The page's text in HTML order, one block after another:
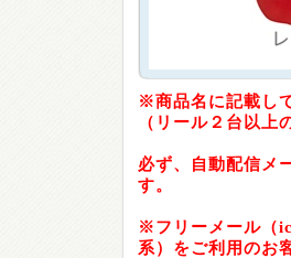
※商品名に記載し
（リール２台以上
必ず、自動配信メ
す。
※フリーメール（
系）をご利用のお